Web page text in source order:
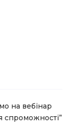
на вебінар
спроможності”